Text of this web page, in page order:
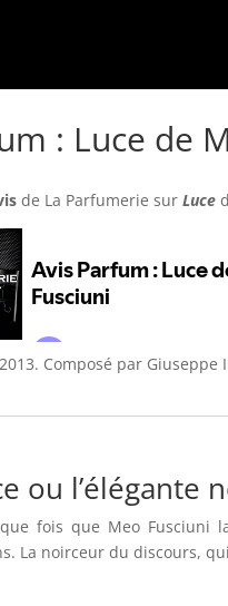
: Luce de
de La Parfumerie sur Luce
Composé par
ou l’élégante
fois que Meo Fusciuni
La noirceur du discours,